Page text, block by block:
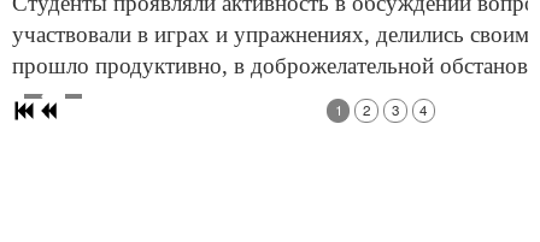
участвовали в играх и упражнениях, делились
прошло продуктивно, в доброжелательной
1 2 3 4